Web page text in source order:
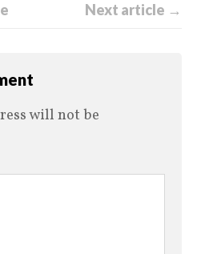
Next article →
will not be